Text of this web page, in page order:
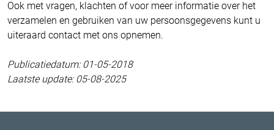
Ook met vragen, klachten of voor meer informatie over het
verzamelen en gebruiken van uw persoonsgegevens kunt u
uiteraard contact met ons opnemen.
Publicatiedatum: 01-05-2018
Laatste update: 05-08-2025